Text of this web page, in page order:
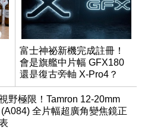
富士神祕新機完成註冊！
會是旗艦中片幅 GFX180
還是復古旁軸 X-Pro4？
野極限！Tamron 12-20mm
(A084) 全片幅超廣角變焦鏡正